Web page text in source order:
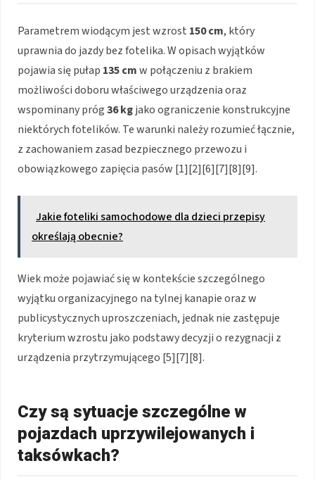
Parametrem wiodącym jest wzrost 150 cm, który
uprawnia do jazdy bez fotelika. W opisach wyjątków
pojawia się pułap 135 cmw połączeniu z brakiem
możliwości doboru właściwego urządzenia oraz
wspominany próg36 kgjako ograniczenie konstrukcyjne
niektórych fotelików. Te warunki należy rozumieć łącznie,
z zachowaniem zasad bezpiecznego przewozu i
obowiązkowego zapięcia pasów [1][2][6][7][8][9].
Jakie foteliki samochodowe dla dzieci przepisy
określają obecnie?
Wiek może pojawiać się w kontekście szczególnego
wyjątku organizacyjnego na tylnej kanapie oraz w
publicystycznych uproszczeniach, jednak nie zastępuje
kryterium wzrostu jako podstawy decyzji o rezygnacji z
urządzenia przytrzymującego [5][7][8].
Czy są sytuacje szczególne w
pojazdach uprzywilejowanych i
taksówkach?